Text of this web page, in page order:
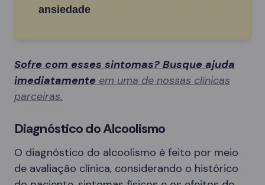
ansiedade
Sofre com esses sintomas? Busque ajuda
imediatamente em uma de nossas clínicas
parceiras.
Diagnóstico do Alcoolismo
O diagnóstico do alcoolismo é feito por meio
de avaliação clínica, considerando o histórico